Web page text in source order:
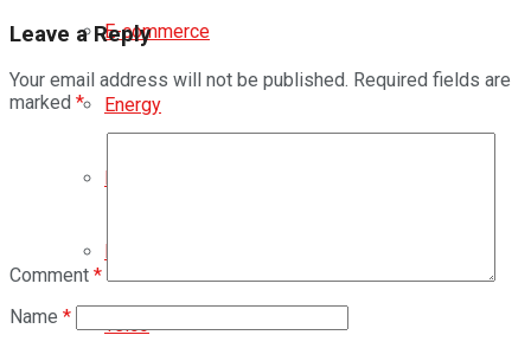
E-commerce
Energy
Infrastructure
Property
Telco
Leave a Reply
Your email address will not be published. Required fields are
marked *
Comment *
Name *